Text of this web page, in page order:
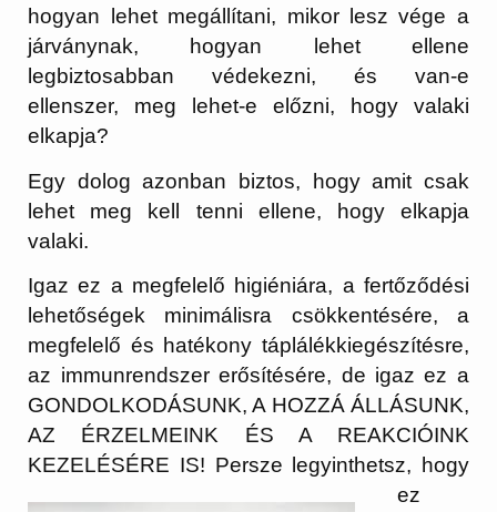
hogyan lehet megállítani, mikor lesz vége a
járványnak, hogyan lehet ellene
legbiztosabban védekezni, és van-e
ellenszer, meg lehet-e előzni, hogy valaki
elkapja?
Egy dolog azonban biztos, hogy amit csak
lehet meg kell tenni ellene, hogy elkapja
valaki.
Igaz ez a megfelelő higiéniára, a fertőződési
lehetőségek minimálisra csökkentésére, a
megfelelő és hatékony táplálékkiegészítésre,
az immunrendszer erősítésére, de igaz ez a
GONDOLKODÁSUNK, A HOZZÁ ÁLLÁSUNK,
AZ ÉRZELMEINK ÉS A REAKCIÓINK
KEZELÉSÉRE IS! Persze legyinthetsz, hogy
ez